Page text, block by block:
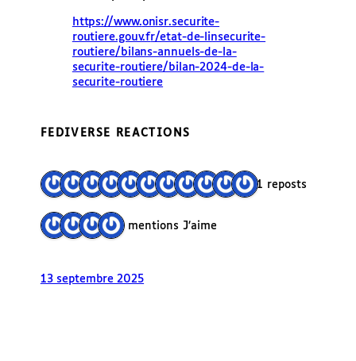
https://www.onisr.securite-
routiere.gouv.fr/etat-de-linsecurite-
routiere/bilans-annuels-de-la-
securite-routiere/bilan-2024-de-la-
securite-routiere
FEDIVERSE REACTIONS
11 reposts
4 mentions J’aime
13 septembre 2025